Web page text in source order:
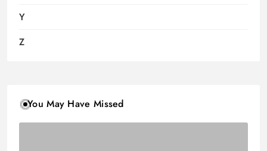
Y
Z
You May Have Missed